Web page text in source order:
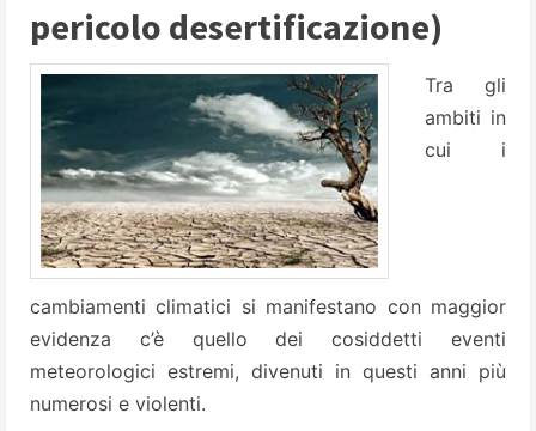
pericolo desertificazione)
Tra gli
ambiti in
cui i
cambiamenti climatici si manifestano con maggior
evidenza c’è quello dei cosiddetti eventi
meteorologici estremi, divenuti in questi anni più
numerosi e violenti.